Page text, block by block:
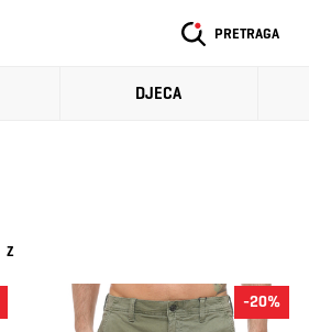
PRETRAGA
DJECA
Z
-20%